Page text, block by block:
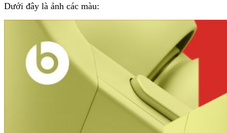
Dưới đây là ảnh các màu: